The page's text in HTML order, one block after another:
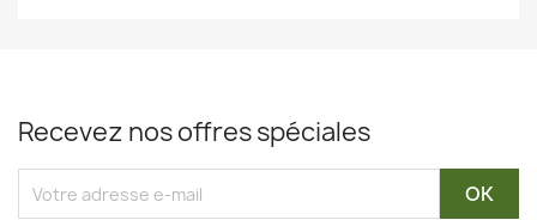
Recevez nos offres spéciales